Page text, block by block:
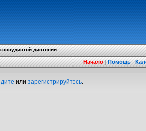
сосудистой дистонии
Начало|Помощь|
или зарегистрируйтесь.